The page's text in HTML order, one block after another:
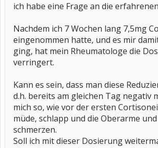
ich habe eine Frage an die
Nachdem ich 7 Wochen lang 7,5mg
eingenommen hatte, und es mir
ging, hat mein Rheumatologe die
verringert.
Kann es sein, dass man diese
d.h. bereits am gleichen Tag negativ
mich so, wie vor der ersten
müde, schlapp und die Oberarme
schmerzen.
Soll ich mit dieser Dosierung